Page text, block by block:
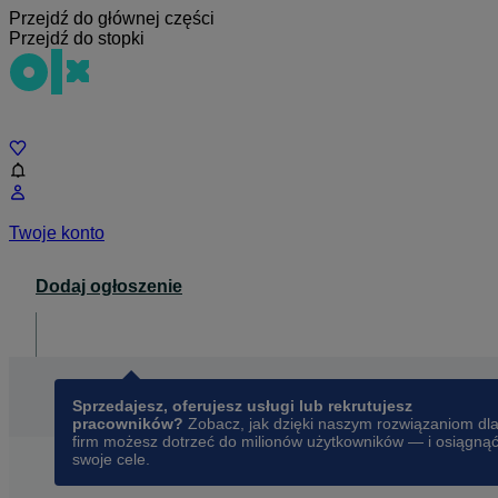
Przejdź do głównej części
Przejdź do stopki
Twoje konto
Dodaj ogłoszenie
Sprzedajesz, oferujesz usługi lub rekrutujesz
pracowników? Zobacz, jak dzięki naszym rozwiązaniom dla
firm możesz dotrzeć do milionów użytkowników — i osiągnąć
swoje cele.